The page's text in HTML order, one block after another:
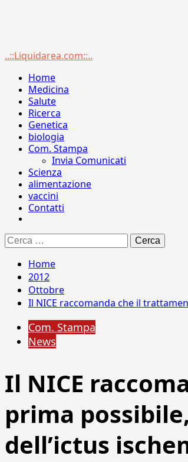
Menu
..::Liquidarea.com::..
Home
Medicina
Salute
Ricerca
Genetica
biologia
Com. Stampa
Invia Comunicati
Scienza
alimentazione
vaccini
Contatti
Ricerca
per:
Home
2012
Ottobre
Il NICE raccomanda che il
Com. Stampa
News
Il NICE
prima
dell’ictus